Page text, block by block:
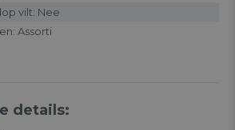
vilt: Nee
Assorti
details: